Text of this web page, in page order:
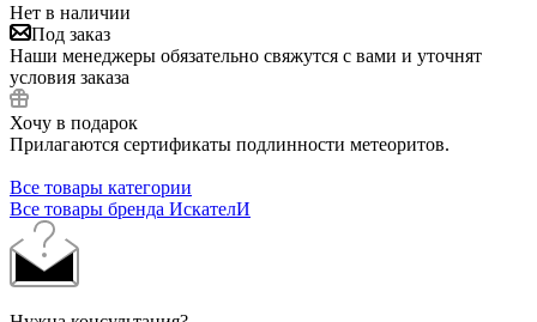
Нет в наличии
Под заказ
Наши менеджеры обязательно свяжутся с вами и уточнят
условия заказа
Хочу в подарок
Прилагаются сертификаты подлинности метеоритов.
Все товары категории
Все товары бренда ИскателИ